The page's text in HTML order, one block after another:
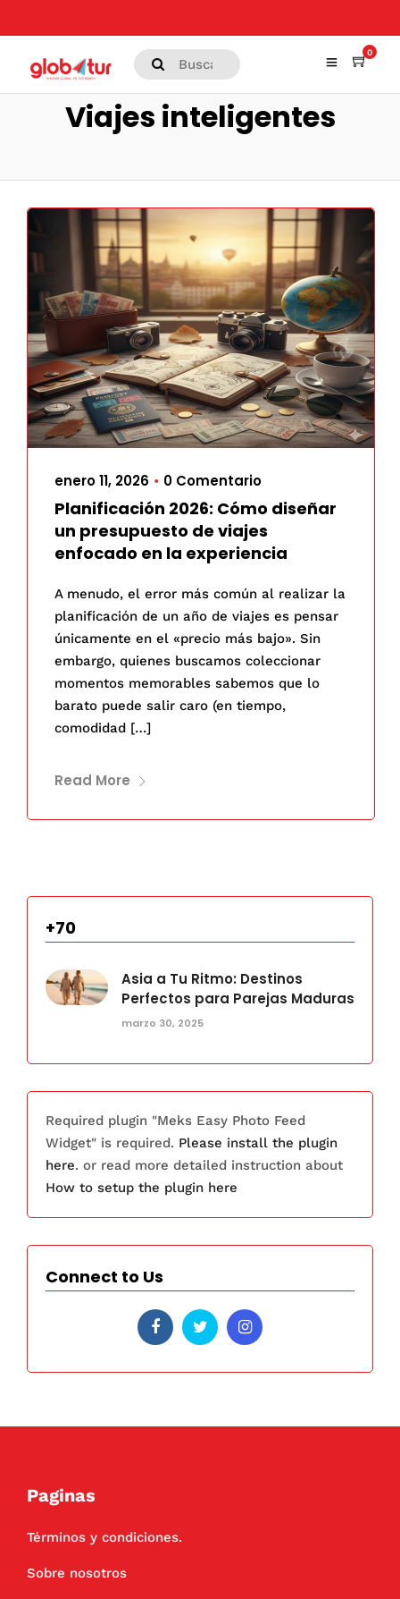
0
Viajes inteligentes
enero 11, 2026 • 0 Comentario
Planificación 2026: Cómo diseñar
un presupuesto de viajes
enfocado en la experiencia
A menudo, el error más común al realizar la
planificación de un año de viajes es pensar
únicamente en el «precio más bajo». Sin
embargo, quienes buscamos coleccionar
momentos memorables sabemos que lo
barato puede salir caro (en tiempo,
comodidad […]
Read More
+70
Asia a Tu Ritmo: Destinos
Perfectos para Parejas Maduras
marzo 30, 2025
Required plugin "Meks Easy Photo Feed
Widget" is required. Please install the plugin
here. or read more detailed instruction about
How to setup the plugin here
Connect to Us
Paginas
Términos y condiciones.
Sobre nosotros